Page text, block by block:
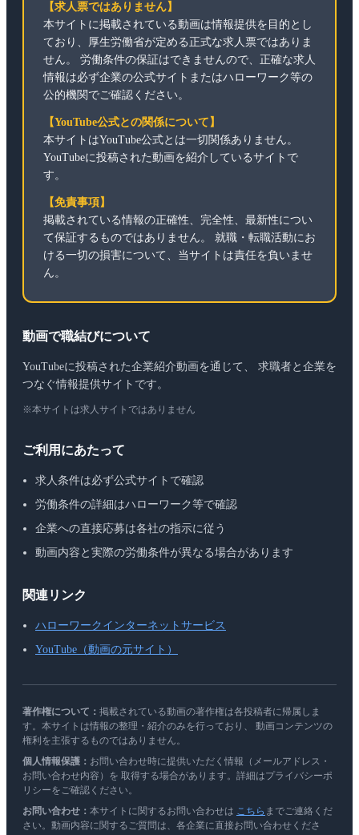
【求人票ではありません】
本サイトに掲載されている動画は情報提供を目的とし
ており、厚生労働省が定める正式な求人票ではありま
せん。 労働条件の保証はできませんので、正確な求人
情報は必ず企業の公式サイトまたはハローワーク等の
公的機関でご確認ください。
【YouTube公式との関係について】
本サイトはYouTube公式とは一切関係ありません。
YouTubeに投稿された動画を紹介しているサイトで
す。
【免責事項】
掲載されている情報の正確性、完全性、最新性につい
て保証するものではありません。 就職・転職活動にお
ける一切の損害について、当サイトは責任を負いませ
ん。
動画で職結びについて
YouTubeに投稿された企業紹介動画を通じて、 求職者と企業を
つなぐ情報提供サイトです。
※本サイトは求人サイトではありません
ご利用にあたって
求人条件は必ず公式サイトで確認
労働条件の詳細はハローワーク等で確認
企業への直接応募は各社の指示に従う
動画内容と実際の労働条件が異なる場合があります
関連リンク
ハローワークインターネットサービス
YouTube（動画の元サイト）
著作権について： 掲載されている動画の著作権は各投稿者に帰属しま
す。本サイトは情報の整理・紹介のみを行っており、 動画コンテンツの
権利を主張するものではありません。
個人情報保護： お問い合わせ時に提供いただく情報（メールアドレス・
お問い合わせ内容）を 取得する場合があります。詳細はプライバシーポ
リシーをご確認ください。
お問い合わせ： 本サイトに関するお問い合わせは こちら までご連絡くだ
さい。動画内容に関するご質問は、各企業に直接お問い合わせくださ